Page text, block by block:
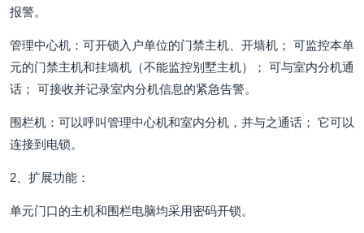
报警。
管理中心机：可开锁入户单位的门禁主机、开墙机； 可监控本单
元的门禁主机和挂墙机（不能监控别墅主机）； 可与室内分机通
话； 可接收并记录室内分机信息的紧急告警。
围栏机：可以呼叫管理中心机和室内分机，并与之通话； 它可以
连接到电锁。
2、扩展功能：
单元门口的主机和围栏电脑均采用密码开锁。